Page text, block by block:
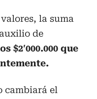
la suma
de
$2′000.000 que
cambiará el